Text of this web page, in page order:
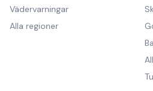
Vädervarningar
Alla regioner